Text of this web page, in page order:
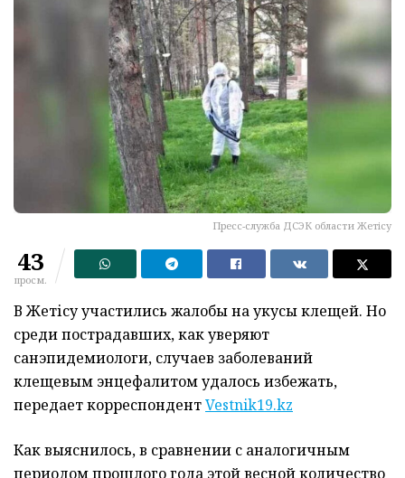
Пресс-служба ДСЭК области Жетiсу
43
просм.
В Жетісу участились жалобы на укусы клещей. Но
среди пострадавших, как уверяют
санэпидемиологи, случаев заболеваний
клещевым энцефалитом удалось избежать,
передает корреспондентVestnik19.kz
Как выяснилось, в сравнении с аналогичным
периодом прошлого года этой весной количество